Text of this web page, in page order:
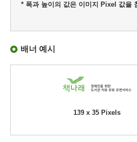
* 폭과 높이의 값은 이미지 Pixel 값을
배너 예시
139 x 35 Pixels